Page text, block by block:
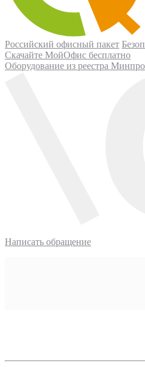
Российский офисный пакет
Скачайте МойОфис бесплатно
Оборудование из реестра
Написать обращение